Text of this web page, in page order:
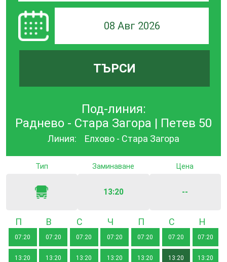
08 Авг 2026
ТЪРСИ
Под-линия:
Раднево - Стара Загора | Петев 50
Линия: Елхово - Стара Загора
Тип Заминаване
13:20
Цена
--
Понеделник
07:20
13:20
Вторник
07:20
13:20
07:20
13:20
Четвъртък
07:20
13:20
07:20
13:20
Събота
07:20
13:20
07:20
13:20